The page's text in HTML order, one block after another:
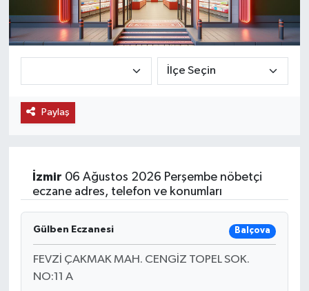
Paylaş
İzmir 06 Ağustos 2026 Perşembe nöbetçi
eczane adres, telefon ve konumları
Gülben Eczanesi Balçova
FEVZİ ÇAKMAK MAH. CENGİZ TOPEL SOK.
NO:11 A
KEMERBURGAZ
KÜLTÜR - SANAT
SPOR
TEKNOLOJİ
TİCARET